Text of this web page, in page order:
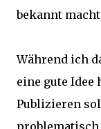
bekannt
Während ich
eine gute Idee
Publizieren
problematisch